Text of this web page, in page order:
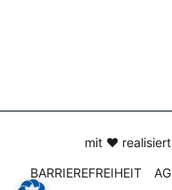
mit ♥
BARRIEREFREIHEIT